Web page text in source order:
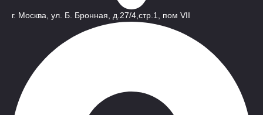
г. Москва, ул. Б. Бронная, д.27/4,стр.1, пом VII